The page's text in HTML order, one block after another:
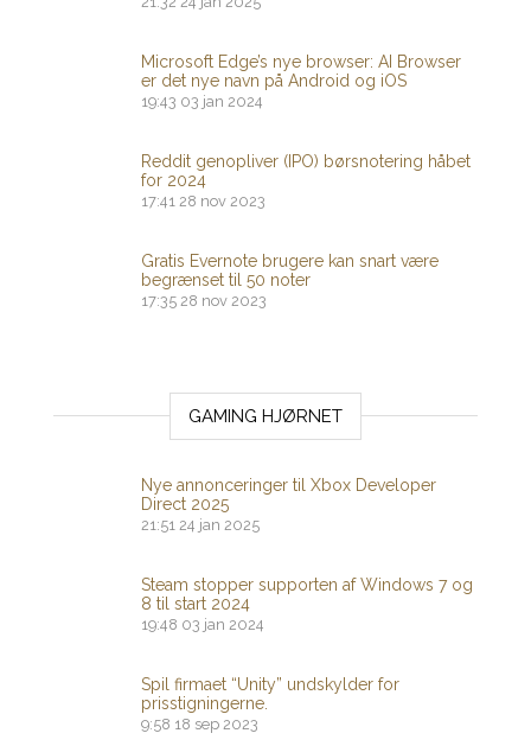
Microsoft Edge’s nye browser: AI Browser
er det nye navn på Android og iOS
19:43 03 jan 2024
Reddit genopliver (IPO) børsnotering håbet
for 2024
17:41 28 nov 2023
Gratis Evernote brugere kan snart være
begrænset til 50 noter
17:35 28 nov 2023
GAMING HJØRNET
Nye annonceringer til Xbox Developer
Direct 2025
21:51 24 jan 2025
Steam stopper supporten af ​​Windows 7 og
8 til start 2024
19:48 03 jan 2024
Spil firmaet “Unity” undskylder for
prisstigningerne.
9:58 18 sep 2023